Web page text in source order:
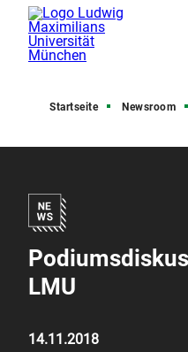
Startseite Newsroom
LMU
14.11.2018